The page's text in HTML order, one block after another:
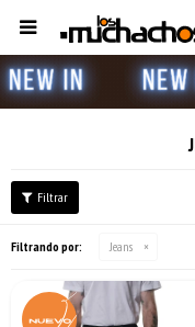

Filtrando por: Jeans